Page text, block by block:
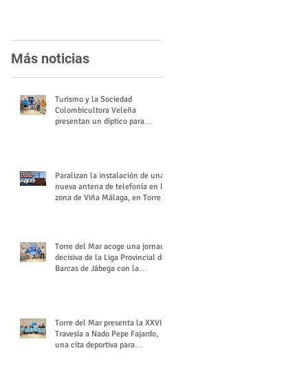
Más noticias
Turismo y la Sociedad
Colombicultora Veleña
presentan un díptico para
Paralizan la instalación de una
nueva antena de telefonía en la
zona de Viña Málaga, en Torre
Torre del Mar acoge una jornada
decisiva de la Liga Provincial de
Barcas de Jábega con la
Torre del Mar presenta la XXVI
Travesía a Nado Pepe Fajardo,
una cita deportiva para